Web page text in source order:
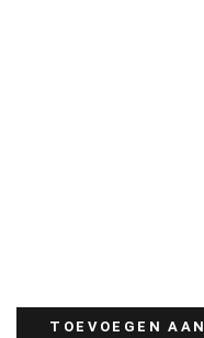
TOEVOEGEN AAN